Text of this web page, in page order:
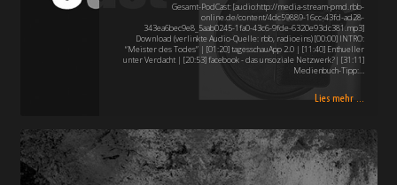
Gesamt-PodCast: [audio:http://media-stream-pmd.rbb-
online.de/content/4dc59889-16cc-43fd-ad28-
343ea6bec9e8_5aab0245-1fa0-43c6-9fde-6320e93dc381.mp3]
Download (verlinkte Audio-Quelle: rbb, radioeins) [00:00] INTRO:
“Meister des Todes” | [01:20] tagesschauApp 2.0 | [11:40] Enthueller
unter Verdacht | [20:53] facebook - das unsoziale Netzwerk?| [31:11]
Medienbuch-Tipp:…
Lies mehr ...